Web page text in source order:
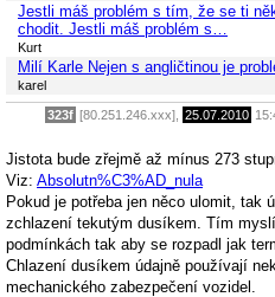
Jestli máš problém s tím, že se ti
chodit. Jestli máš problém s…
Kurt
Milí Karle Nejen s angličtinou je
karel
323f [80.251.246.xxx], 25.07.2010
Jistota bude zřejmě až mínus 273
Viz: Absolutn%C3%AD_nula
Pokud je potřeba jen něco ulomit, tak
zchlazení tekutým dusíkem. Tím
podmínkách tak aby se rozpadl jak
Chlazení dusíkem údajně používají
mechanického zabezpečení vozidel.